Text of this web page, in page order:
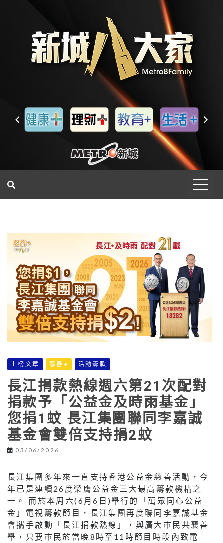
上榜文章 慈善+ 活動籌款
長江捐款熱線週六第21次配對
捐款予「公益金及時雨基金」
您捐1蚊 長江集團聯同李嘉誠
基金會雙倍支持捐2蚊
03/06/2026
長江集團多年來一直支持香港公益金慈善活動，今
年已是連續26度榮膺公益金三大最高籌款機構之
一。 而於本周六(6月6日)舉行的「萬眾同心公益
金」電視籌款節目，長江集團再度聯同李嘉誠基金
會攜手啟動「長江捐款熱線」，與廣大巿民共襄善
舉，只要巿民於當晚8時至11時節目時段內致電